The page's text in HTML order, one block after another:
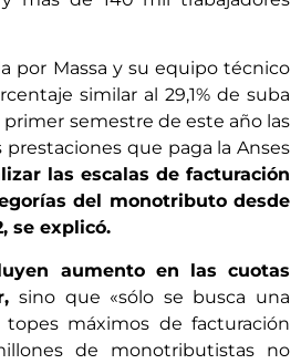
por Massa y su equipo técnico
similar al 29,1% de suba
semestre de este año las
que paga la Anses
las escalas de facturación
del monotributo desde
se explicó.
aumento en las cuotas
sino que «sólo se busca una
topes máximos de facturación
de monotributistas no